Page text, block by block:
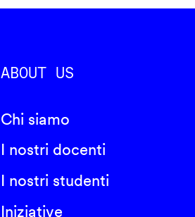
ABOUT US
Chi siamo
I nostri docenti
I nostri studenti
Iniziative